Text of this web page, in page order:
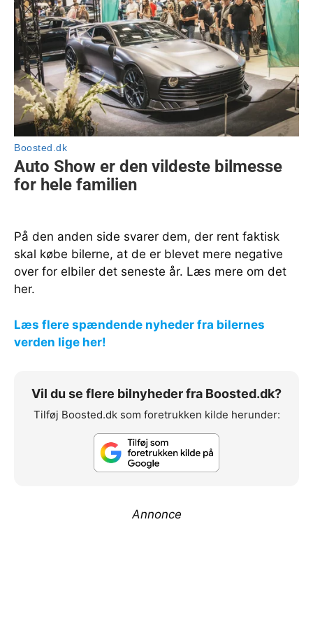
På den anden side svarer dem, der rent faktisk
skal købe bilerne, at de er blevet mere negative
over for elbiler det seneste år. Læs mere om det
her.
Læs flere spændende nyheder fra bilernes
verden lige her!
Vil du se flere bilnyheder fra Boosted.dk?
Tilføj Boosted.dk som foretrukken kilde herunder:
Annonce